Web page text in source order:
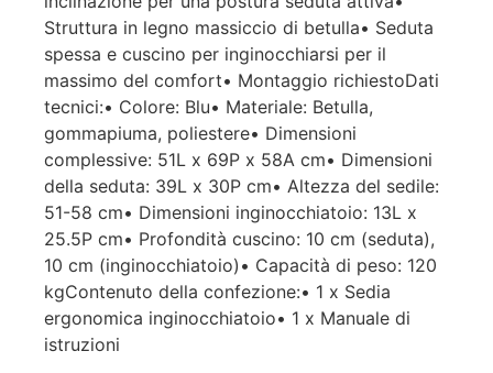
Struttura in legno massiccio di betulla• Seduta
spessa e cuscino per inginocchiarsi per il
massimo del comfort• Montaggio richiestoDati
tecnici:• Colore: Blu• Materiale: Betulla,
gommapiuma, poliestere• Dimensioni
complessive: 51L x 69P x 58A cm• Dimensioni
della seduta: 39L x 30P cm• Altezza del sedile:
51-58 cm• Dimensioni inginocchiatoio: 13L x
25.5P cm• Profondità cuscino: 10 cm (seduta),
10 cm (inginocchiatoio)• Capacità di peso: 120
kgContenuto della confezione:• 1 x Sedia
ergonomica inginocchiatoio• 1 x Manuale di
istruzioni